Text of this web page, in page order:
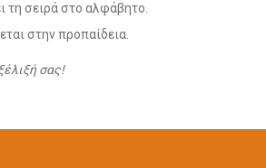
τη σειρά στο αλφάβητο.
στην προπαίδεια.
σας!